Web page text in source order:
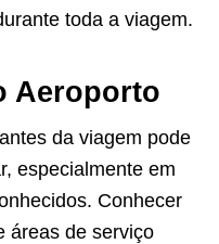
toda a viagem.
Aeroporto
da viagem pode
especialmente em
Conhecer
áreas de serviço